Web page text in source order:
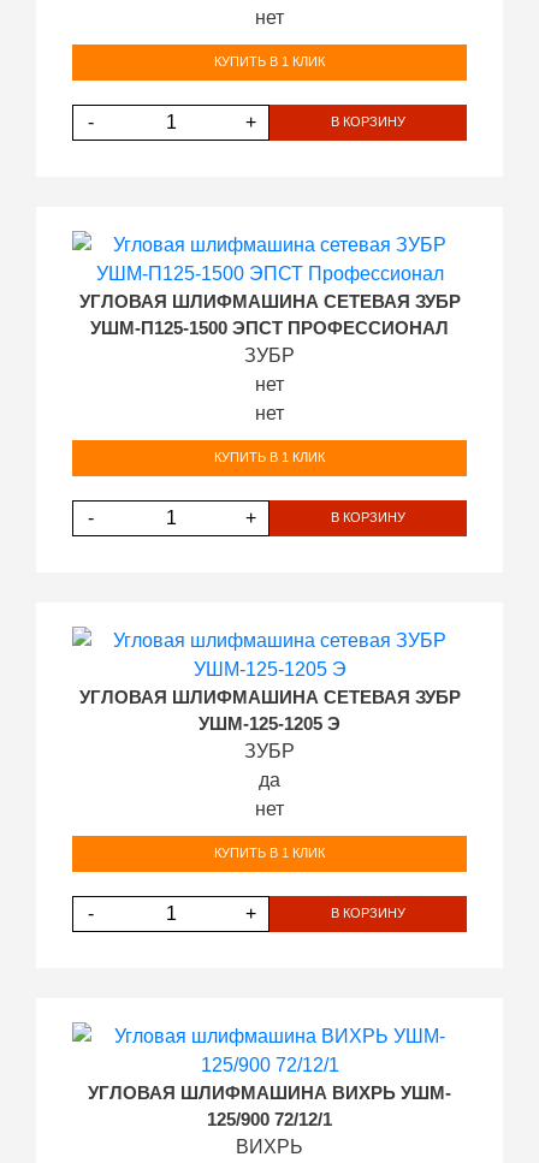
нет
КУПИТЬ В 1 КЛИК
- + В КОРЗИНУ
УГЛОВАЯ ШЛИФМАШИНА СЕТЕВАЯ ЗУБР
УШМ-П125-1500 ЭПСТ ПРОФЕССИОНАЛ
ЗУБР
нет
нет
КУПИТЬ В 1 КЛИК
- + В КОРЗИНУ
УГЛОВАЯ ШЛИФМАШИНА СЕТЕВАЯ ЗУБР
УШМ-125-1205 Э
ЗУБР
да
нет
КУПИТЬ В 1 КЛИК
- + В КОРЗИНУ
УГЛОВАЯ ШЛИФМАШИНА ВИХРЬ УШМ-
125/900 72/12/1
ВИХРЬ